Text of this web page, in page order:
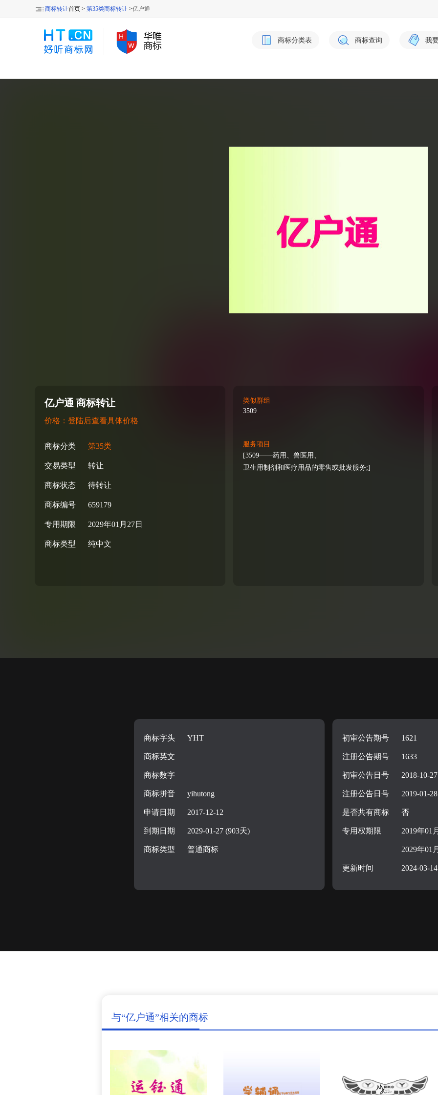
商标转让首页 > 第35类商标转让 >亿户通
商标分类表 商标查询 我
亿户通 商标转让
价格：登陆后查看具体价格
商标分类 第35类
交易类型 转让
商标状态 待转让
商标编号 659179
专用期限 2029年01月27日
商标类型 纯中文
类似群组
3509
服务项目
[3509——药用、兽医用、
卫生用制剂和医疗用品的零售或批发服务;]
商标字头 YHT
商标英文
商标数字
商标拼音 yihutong
申请日期 2017-12-12
到期日期 2029-01-27 (903天)
商标类型 普通商标
初审公告期号 1621
注册公告期号 1633
初审公告日号 2018-10-27
注册公告日号 2019-01-28
是否共有商标 否
专用权期限 2019年01
2029年01
更新时间 2024-03-14
与“亿户通”相关的商标